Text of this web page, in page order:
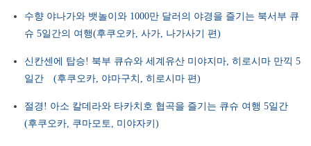
수향 야나가와 뱃놀이와 1000만 달러의 야경을 즐기는 북서부 큐
슈 5일간의 여행(후쿠오카, 사가, 나가사기 편)
신칸센에 탑승! 북부 큐슈와 세계유산 미야지마, 히로시마 만끽 5
일간 (후쿠오카, 야마구치, 히로시마 편)
절경! 아소 칼데라와 타카치호 협곡을 즐기는 큐슈 여행 5일간
(후쿠오카, 쿠마모토, 미야자키)